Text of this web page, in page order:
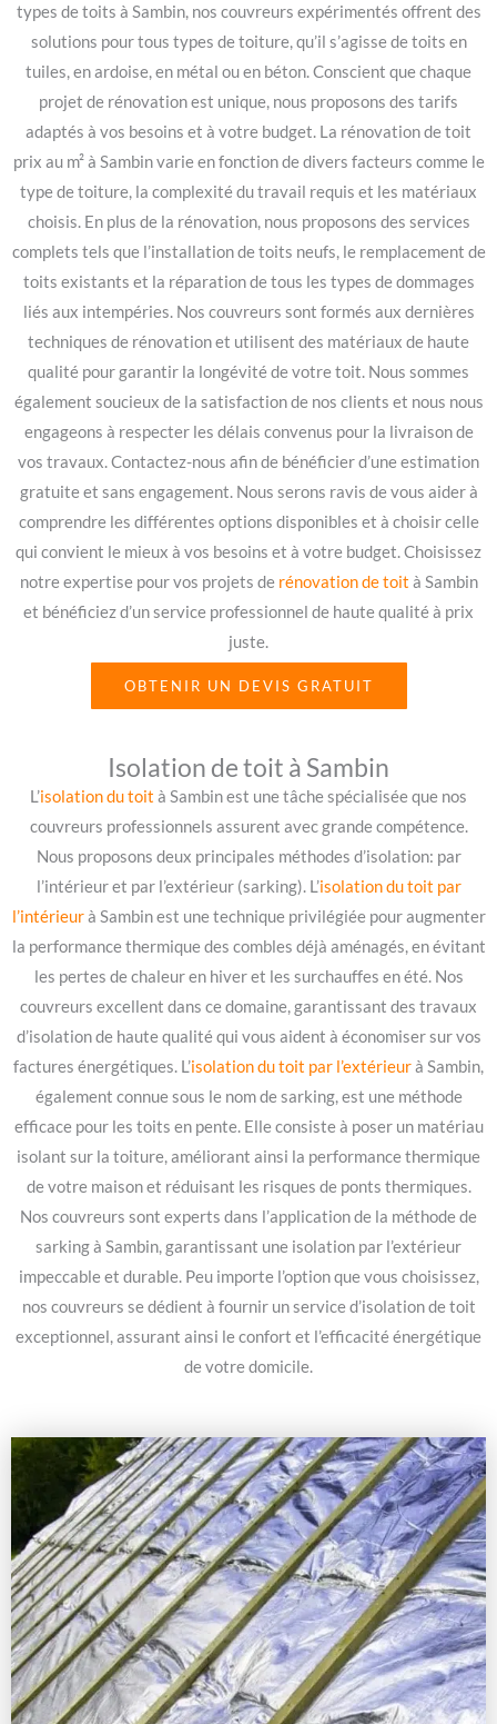
types de toits à Sambin, nos couvreurs expérimentés offrent des
solutions pour tous types de toiture, qu’il s’agisse de toits en
tuiles, en ardoise, en métal ou en béton. Conscient que chaque
projet de rénovation est unique, nous proposons des tarifs
adaptés à vos besoins et à votre budget. La rénovation de toit
prix au m² à Sambin varie en fonction de divers facteurs comme le
type de toiture, la complexité du travail requis et les matériaux
choisis. En plus de la rénovation, nous proposons des services
complets tels que l’installation de toits neufs, le remplacement de
toits existants et la réparation de tous les types de dommages
liés aux intempéries. Nos couvreurs sont formés aux dernières
techniques de rénovation et utilisent des matériaux de haute
qualité pour garantir la longévité de votre toit. Nous sommes
également soucieux de la satisfaction de nos clients et nous nous
engageons à respecter les délais convenus pour la livraison de
vos travaux. Contactez-nous afin de bénéficier d’une estimation
gratuite et sans engagement. Nous serons ravis de vous aider à
comprendre les différentes options disponibles et à choisir celle
qui convient le mieux à vos besoins et à votre budget. Choisissez
notre expertise pour vos projets de rénovation de toit à Sambin
et bénéficiez d’un service professionnel de haute qualité à prix
juste.
OBTENIR UN DEVIS GRATUIT
Isolation de toit à Sambin
L’isolation du toit à Sambin est une tâche spécialisée que nos
couvreurs professionnels assurent avec grande compétence.
Nous proposons deux principales méthodes d’isolation: par
l’intérieur et par l’extérieur (sarking). L’isolation du toit par
l’intérieurà Sambin est une technique privilégiée pour augmenter
la performance thermique des combles déjà aménagés, en évitant
les pertes de chaleur en hiver et les surchauffes en été. Nos
couvreurs excellent dans ce domaine, garantissant des travaux
d’isolation de haute qualité qui vous aident à économiser sur vos
factures énergétiques. L’isolation du toit par l’extérieurà Sambin,
également connue sous le nom de sarking, est une méthode
efficace pour les toits en pente. Elle consiste à poser un matériau
isolant sur la toiture, améliorant ainsi la performance thermique
de votre maison et réduisant les risques de ponts thermiques.
Nos couvreurs sont experts dans l’application de la méthode de
sarking à Sambin, garantissant une isolation par l’extérieur
impeccable et durable. Peu importe l’option que vous choisissez,
nos couvreurs se dédient à fournir un service d’isolation de toit
exceptionnel, assurant ainsi le confort et l’efficacité énergétique
de votre domicile.